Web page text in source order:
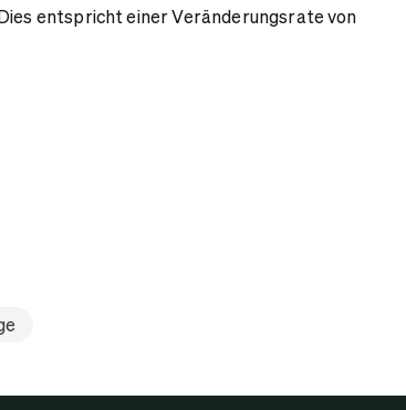
entspricht einer Veränderungsrate von